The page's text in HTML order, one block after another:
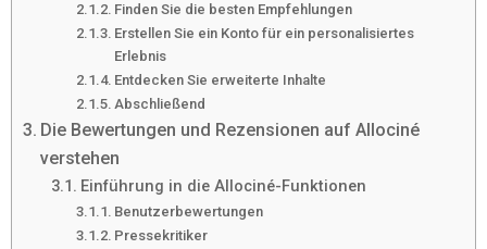
Finden Sie die besten Empfehlungen
Erstellen Sie ein Konto für ein personalisiertes
Erlebnis
Entdecken Sie erweiterte Inhalte
Abschließend
Die Bewertungen und Rezensionen auf Allociné
verstehen
Einführung in die Allociné-Funktionen
Benutzerbewertungen
Pressekritiker